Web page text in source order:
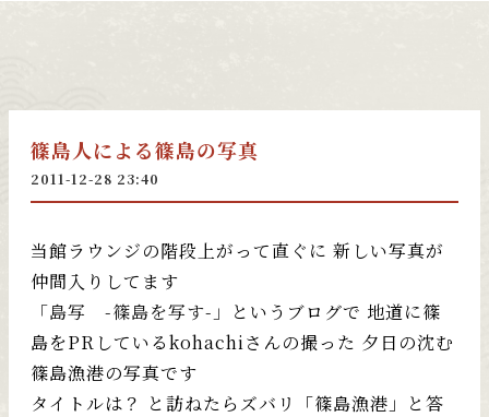
篠島人による篠島の写真
2011-12-28 23:40
当館ラウンジの階段上がって直ぐに 新しい写真が
仲間入りしてます
「島写 -篠島を写す-」
というブログで 地道に篠
島をPRしているkohachiさんの撮った 夕日の沈む
篠島漁港の写真です
タイトルは？ と訪ねたらズバリ「篠島漁港」と答